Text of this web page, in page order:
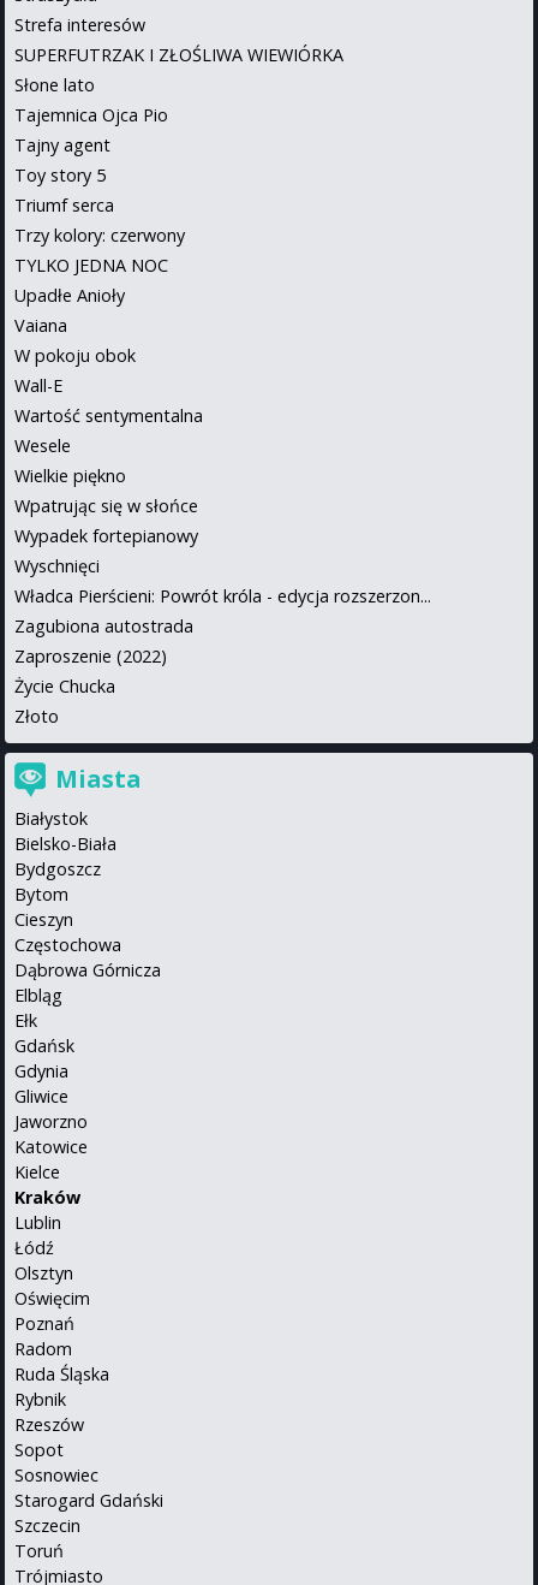
Strefa interesów
SUPERFUTRZAK I ZŁOŚLIWA WIEWIÓRKA
Słone lato
Tajemnica Ojca Pio
Tajny agent
Toy story 5
Triumf serca
Trzy kolory: czerwony
TYLKO JEDNA NOC
Upadłe Anioły
Vaiana
W pokoju obok
Wall-E
Wartość sentymentalna
Wesele
Wielkie piękno
Wpatrując się w słońce
Wypadek fortepianowy
Wyschnięci
Władca Pierścieni: Powrót króla - edycja rozszerzon...
Zagubiona autostrada
Zaproszenie (2022)
Życie Chucka
Złoto
Miasta
Białystok
Bielsko-Biała
Bydgoszcz
Bytom
Cieszyn
Częstochowa
Dąbrowa Górnicza
Elbląg
Ełk
Gdańsk
Gdynia
Gliwice
Jaworzno
Katowice
Kielce
Kraków
Lublin
Łódź
Olsztyn
Oświęcim
Poznań
Radom
Ruda Śląska
Rybnik
Rzeszów
Sopot
Sosnowiec
Starogard Gdański
Szczecin
Toruń
Trójmiasto